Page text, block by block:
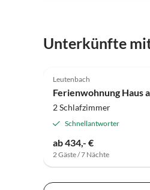
Unterkünfte
Leutenbach
Ferienwohnung Haus
2 Schlafzimmer
Schnellantworter
ab 434,- €
2 Gäste / 7 Nächte